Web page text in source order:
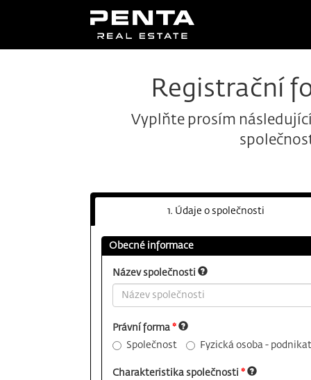
Registrační
Vyplňte prosím
1. Údaje o společnosti
Obecné informace
Název společnosti
Právní forma *
Společnost
Fyzická osoba -
Charakteristika společnosti *